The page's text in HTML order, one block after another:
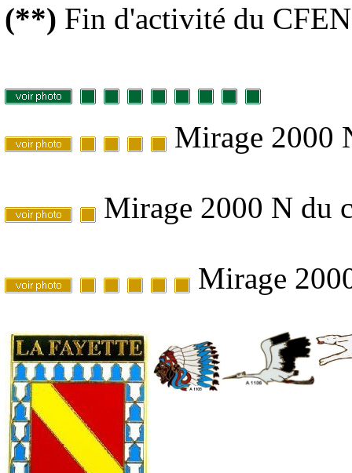
(**) Fin d'activité du
Mirage 2000
Mirage 2000 N du
Mirage